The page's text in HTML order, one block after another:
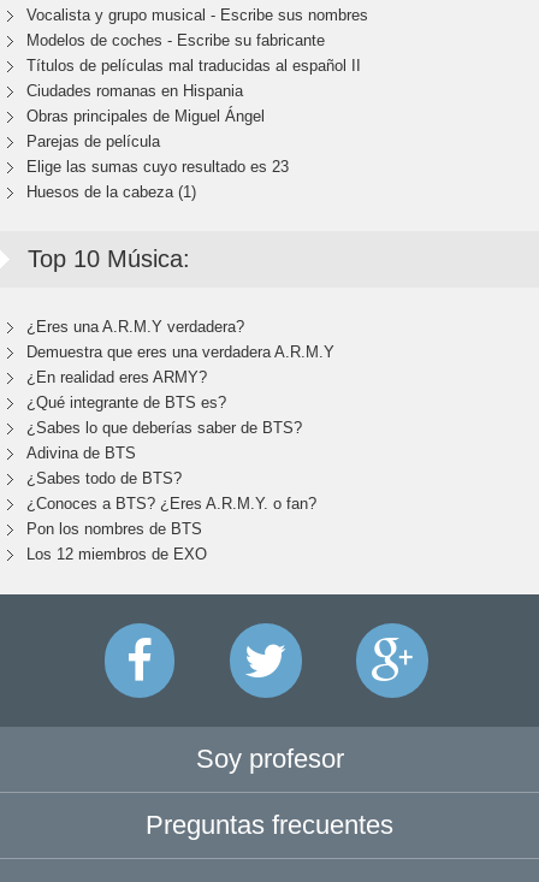
Vocalista y grupo musical - Escribe sus nombres
Modelos de coches - Escribe su fabricante
Títulos de películas mal traducidas al español II
Ciudades romanas en Hispania
Obras principales de Miguel Ángel
Parejas de película
Elige las sumas cuyo resultado es 23
Huesos de la cabeza (1)
Top 10 Música:
¿Eres una A.R.M.Y verdadera?
Demuestra que eres una verdadera A.R.M.Y
¿En realidad eres ARMY?
¿Qué integrante de BTS es?
¿Sabes lo que deberías saber de BTS?
Adivina de BTS
¿Sabes todo de BTS?
¿Conoces a BTS? ¿Eres A.R.M.Y. o fan?
Pon los nombres de BTS
Los 12 miembros de EXO
Soy profesor
Preguntas frecuentes